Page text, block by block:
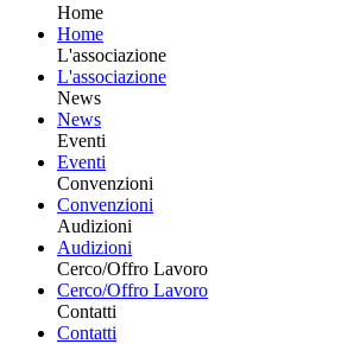
Home
Home
L'associazione
L'associazione
News
News
Eventi
Eventi
Convenzioni
Convenzioni
Audizioni
Audizioni
Cerco/Offro Lavoro
Cerco/Offro Lavoro
Contatti
Contatti